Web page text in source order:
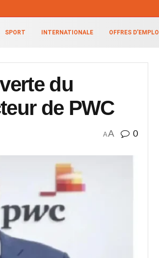
SPORT INTERNATIONALE OFFRES D’EMPLOI
du
de PWC
AA 0